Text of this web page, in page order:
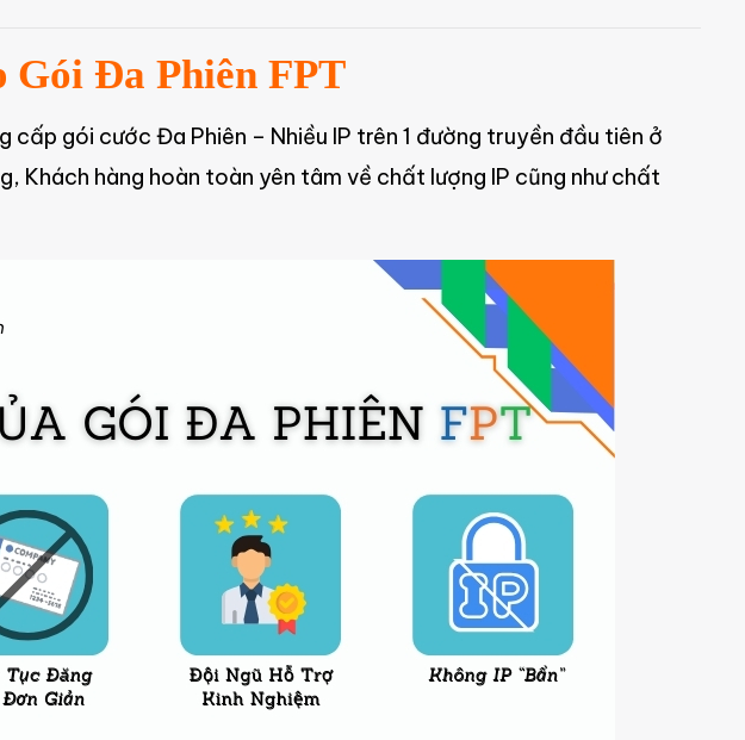
Gói Đa Phiên FPT
cấp gói cước Đa Phiên – Nhiều IP trên 1 đường truyền đầu tiên ở
Khách hàng hoàn toàn yên tâm về chất lượng IP cũng như chất